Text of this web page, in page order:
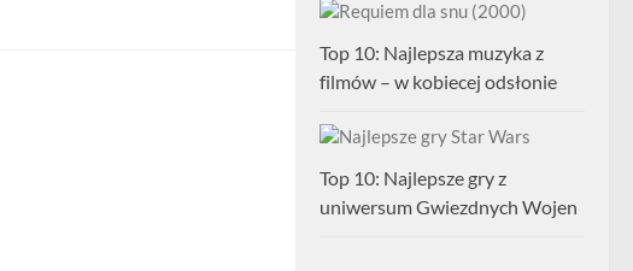
Top 10: Najlepsza muzyka z
filmów – w kobiecej odsłonie
Top 10: Najlepsze gry z
uniwersum Gwiezdnych Wojen